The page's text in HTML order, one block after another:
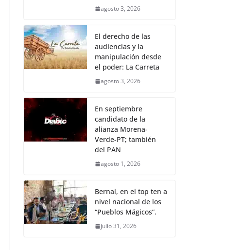
agosto 3, 2026
El derecho de las
audiencias y la
manipulación desde
el poder: La Carreta
agosto 3, 2026
En septiembre
candidato de la
alianza Morena-
Verde-PT; también
del PAN
agosto 1, 2026
Bernal, en el top ten a
nivel nacional de los
“Pueblos Mágicos”.
julio 31, 2026